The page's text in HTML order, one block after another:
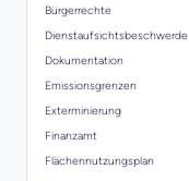
Bürgerrechte
Dienstaufsichtsbeschwerde
Dokumentation
Emissionsgrenzen
Exterminierung
Finanzamt
Flächennutzungsplan